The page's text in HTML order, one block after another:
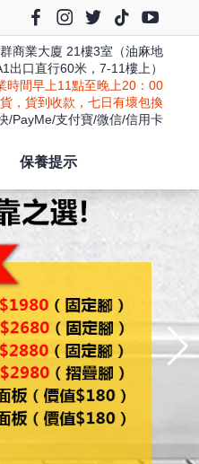
商業大廈 21樓3室（油麻地
出口直行60米，7-11樓上）
時間早上11點至晚上20：00
，貨到收款，七日有壞包換
/PayMe/支付寶/微信/信用卡
保養提示